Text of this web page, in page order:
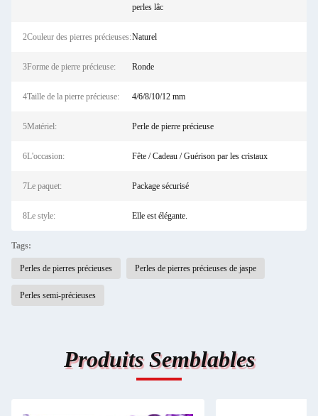
perles lâc
2Couleur des pierres précieuses:Naturel
3Forme de pierre précieuse: Ronde
4Taille de la pierre précieuse: 4/6/8/10/12 mm
5Matériel: Perle de pierre précieuse
6L'occasion: Fête / Cadeau / Guérison par les cristaux
7Le paquet: Package sécurisé
8Le style: Elle est élégante.
Tags:
Perles de pierres précieuses Perles de pierres précieuses de jaspe
Perles semi-précieuses
Produits Semblables